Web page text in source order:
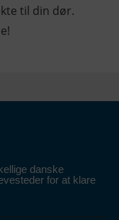
til din dør.
danske
for at klare